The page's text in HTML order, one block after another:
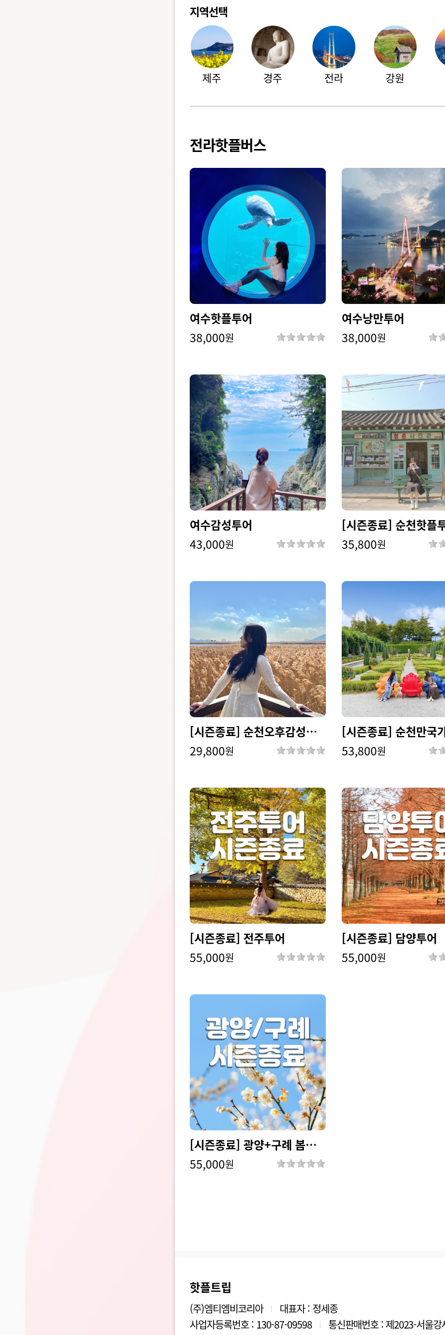
지역선택
제주 경주 전라 강원
전라핫플버스
여수핫플투어
38,000원
여수낭만투어
38,000원
여수감성투어
43,000원
[시즌종료] 순천핫플
35,800원
[시즌종료] 순천오후감성투어
29,800원 53,800원
[시즌종료] 전주투어
55,000원
[시즌종료] 담양투어
55,000원
[시즌종료] 광양+구례 봄꽃여행
55,000원
핫플트립
(주)엠티엠비코리아 |
대표자 : 정세종
사업자등록번호 : 130-87-09598
|
통신판매번호 : 제2023-서울